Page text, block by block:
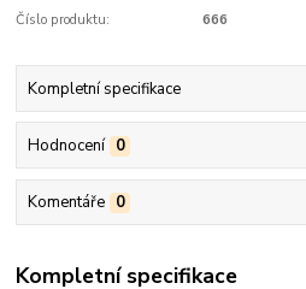
Číslo produktu: 666
Kompletní specifikace
Hodnocení 0
Komentáře 0
Kompletní specifikace